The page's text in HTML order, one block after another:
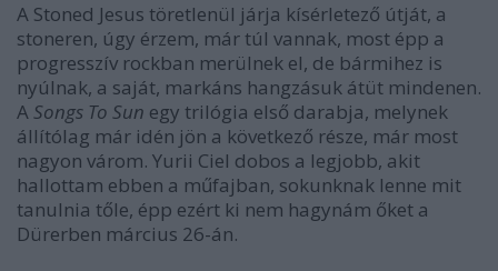
A Stoned Jesus töretlenül járja kísérletező útját, a
stoneren, úgy érzem, már túl vannak, most épp a
progresszív rockban merülnek el, de bármihez is
nyúlnak, a saját, markáns hangzásuk átüt mindenen.
A Songs To Sun egy trilógia első darabja, melynek
állítólag már idén jön a következő része, már most
nagyon várom. Yurii Ciel dobos a legjobb, akit
hallottam ebben a műfajban, sokunknak lenne mit
tanulnia tőle, épp ezért ki nem hagynám őket a
Dürerben március 26-án.